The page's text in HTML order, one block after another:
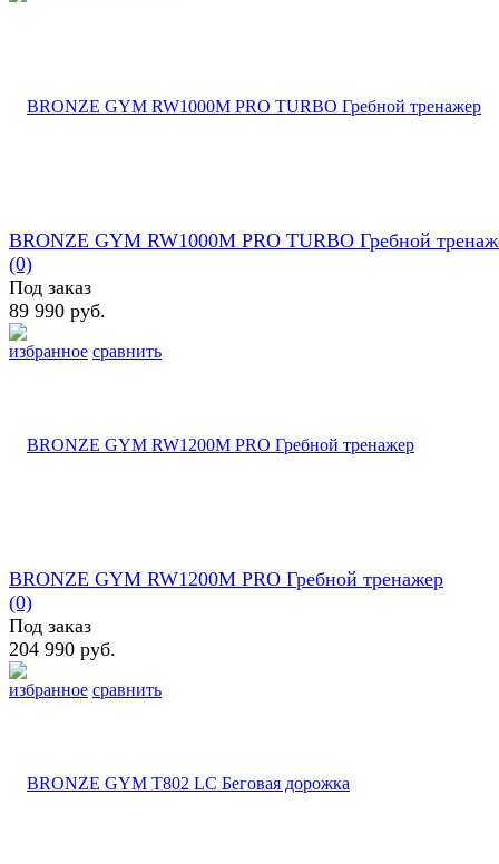
избранное сравнить
BRONZE GYM RW1000M PRO TURBO Гребной
(0)
Под заказ
89 990 руб.
избранное сравнить
BRONZE GYM RW1200M PRO Гребной тренажер
(0)
Под заказ
204 990 руб.